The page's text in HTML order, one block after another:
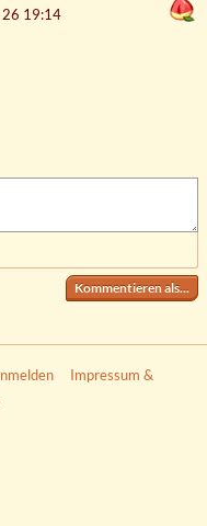
26 19:14
Kommentieren als...
Impressum &